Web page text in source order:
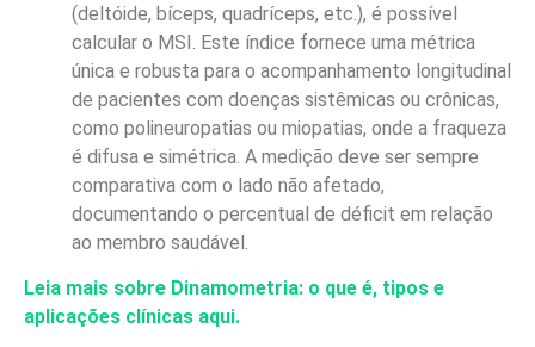
(deltóide, bíceps, quadríceps, etc.), é possível
calcular o MSI. Este índice fornece uma métrica
única e robusta para o acompanhamento longitudinal
de pacientes com doenças sistêmicas ou crônicas,
como polineuropatias ou miopatias, onde a fraqueza
é difusa e simétrica. A medição deve ser sempre
comparativa com o lado não afetado,
documentando o percentual de déficit em relação
ao membro saudável.
Leia mais sobre Dinamometria: o que é, tipos e
aplicações clínicas aqui.